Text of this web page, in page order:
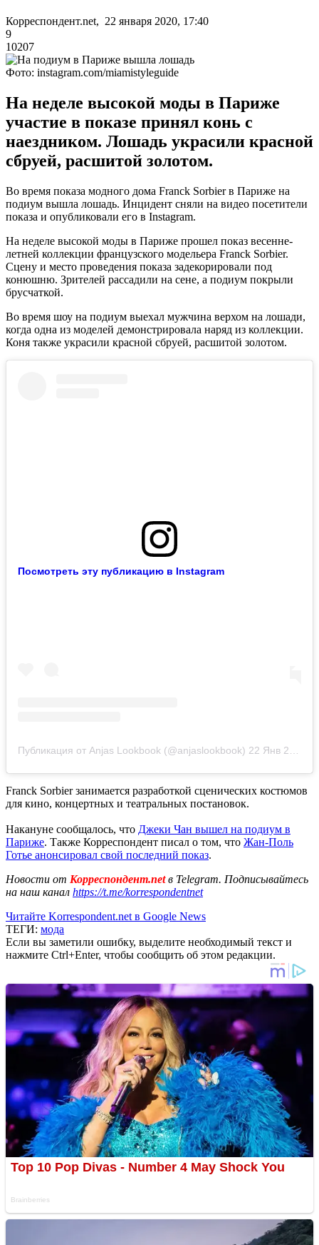
Корреспондент.net, 22 января 2020, 17:40
9
10207
Фото: instagram.com/miamistyleguide
На неделе высокой моды в Париже
участие в показе принял конь с
наездником. Лошадь украсили красной
сбруей, расшитой золотом.
Во время показа модного дома Franck Sorbier в Париже на
подиум вышла лошадь. Инцидент сняли на видео посетители
показа и опубликовали его в Instagram.
На неделе высокой моды в Париже прошел показ весенне-
летней коллекции французского модельера Franck Sorbier.
Сцену и место проведения показа задекорировали под
конюшню. Зрителей рассадили на сене, а подиум покрыли
брусчаткой.
Во время шоу на подиум выехал мужчина верхом на лошади,
когда одна из моделей демонстрировала наряд из коллекции.
Коня также украсили красной сбруей, расшитой золотом.
Посмотреть эту публикацию в Instagram
Публикация от Anjas Lookbook (@anjaslookbook) 22 Янв 2020 в 5:24 PST
Franck Sorbier занимается разработкой сценических костюмов
для кино, концертных и театральных постановок.
Накануне сообщалось, что Джеки Чан вышел на подиум в
Париже. Также Корреспондент писал о том, что Жан-Поль
Готье анонсировал свой последний показ.
Новости от Корреспондент.netв Telegram. Подписывайтесь
на наш канал https://t.me/korrespondentnet
Читайте Korrespondent.net в Google News
ТЕГИ: мода
Если вы заметили ошибку, выделите необходимый текст и
нажмите Ctrl+Enter, чтобы сообщить об этом редакции.